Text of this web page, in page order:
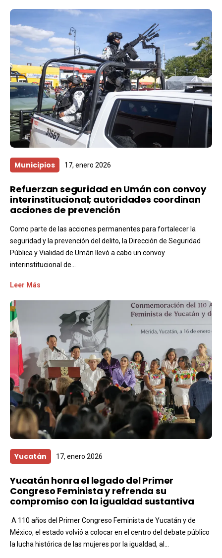
Municipios 17, enero 2026
Refuerzan seguridad en Umán con convoy
interinstitucional; autoridades coordinan
acciones de prevención
Como parte de las acciones permanentes para fortalecer la
seguridad y la prevención del delito, la Dirección de Seguridad
Pública y Vialidad de Umán llevó a cabo un convoy
interinstitucional de...
Leer Más
Yucatán 17, enero 2026
Yucatán honra el legado del Primer
Congreso Feminista y refrenda su
compromiso con la igualdad sustantiva
A 110 años del Primer Congreso Feminista de Yucatán y de
México, el estado volvió a colocar en el centro del debate público
la lucha histórica de las mujeres por la igualdad, al...